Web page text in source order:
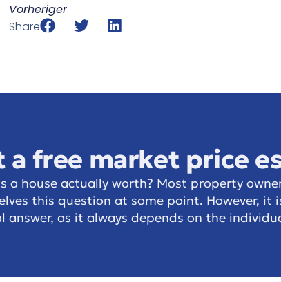
Vorheriger
Share
a free market price
a house actually worth? Most property
this question at some point. However, it
answer, as it always depends on the